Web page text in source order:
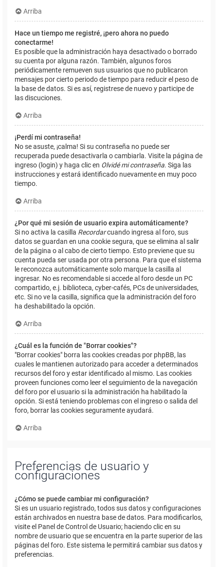
Arriba
Hace un tiempo me registré, ¡pero ahora no puedo
conectarme!
Es posible que la administración haya desactivado o borrado
su cuenta por alguna razón. También, algunos foros
periódicamente remueven sus usuarios que no publicaron
mensajes por cierto periodo de tiempo para reducir el peso de
la base de datos. Si es así, registrese de nuevo y participe de
las discuciones.
Arriba
¡Perdí mi contraseña!
No se asuste, ¡calma! Si su contraseña no puede ser
recuperada puede desactivarla o cambiarla. Visite la página de
ingreso (login) y haga clic en Olvidé mi contraseña. Siga las
instrucciones y estará identificado nuevamente en muy poco
tiempo.
Arriba
¿Por qué mi sesión de usuario expira automáticamente?
Si no activa la casilla Recordarcuando ingresa al foro, sus
datos se guardan en una cookie segura, que se elimina al salir
de la página o al cabo de cierto tiempo. Esto previene que su
cuenta pueda ser usada por otra persona. Para que el sistema
le reconozca automáticamente solo marque la casilla al
ingresar. No es recomendable si accede al foro desde un PC
compartido, e.j. biblioteca, cyber-cafés, PCs de universidades,
etc. Si no ve la casilla, significa que la administración del foro
ha deshabilitado la opción.
Arriba
¿Cuál es la función de "Borrar cookies"?
"Borrar cookies" borra las cookies creadas por phpBB, las
cuales le mantienen autorizado para acceder a determinados
recursos del foro y estar identificado al mismo. Las cookies
proveen funciones como leer el seguimiento de la navegación
del foro por el usuario si la administración ha habilitado la
opción. Si está teniendo problemas con el ingreso o salida del
foro, borrar las cookies seguramente ayudará.
Arriba
Preferencias de usuario y
configuraciones
¿Cómo se puede cambiar mi configuración?
Si es un usuario registrado, todos sus datos y configuraciones
están archivados en nuestra base de datos. Para modificarlos,
visite el Panel de Control de Usuario; haciendo clic en su
nombre de usuario que se encuentra en la parte superior de las
páginas del foro. Este sistema le permitirá cambiar sus datos y
preferencias.